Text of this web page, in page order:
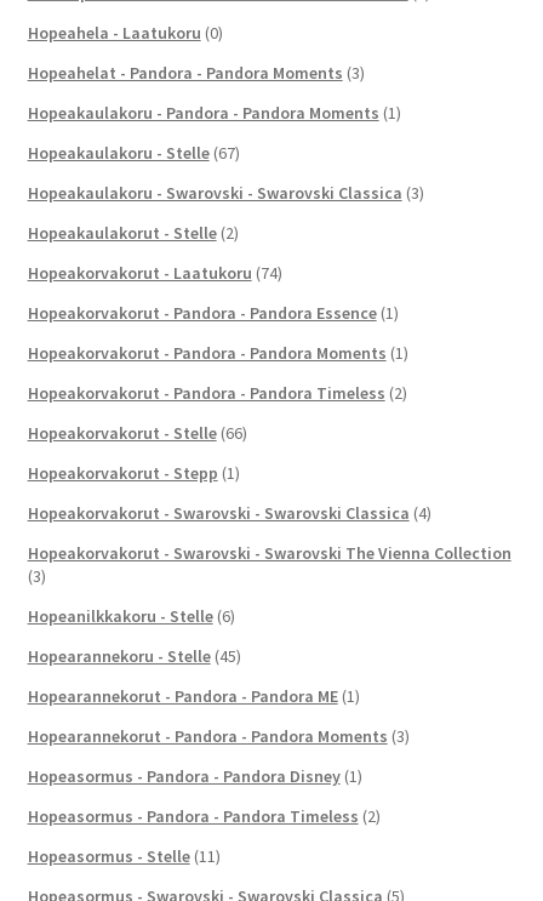
Hopeahela - Laatukoru (0)
Hopeahelat - Pandora - Pandora Moments (3)
Hopeakaulakoru - Pandora - Pandora Moments (1)
Hopeakaulakoru - Stelle (67)
Hopeakaulakoru - Swarovski - Swarovski Classica (3)
Hopeakaulakorut - Stelle (2)
Hopeakorvakorut - Laatukoru (74)
Hopeakorvakorut - Pandora - Pandora Essence (1)
Hopeakorvakorut - Pandora - Pandora Moments (1)
Hopeakorvakorut - Pandora - Pandora Timeless (2)
Hopeakorvakorut - Stelle (66)
Hopeakorvakorut - Stepp (1)
Hopeakorvakorut - Swarovski - Swarovski Classica (4)
Hopeakorvakorut - Swarovski - Swarovski The Vienna Collection
(3)
Hopeanilkkakoru - Stelle (6)
Hopearannekoru - Stelle (45)
Hopearannekorut - Pandora - Pandora ME (1)
Hopearannekorut - Pandora - Pandora Moments (3)
Hopeasormus - Pandora - Pandora Disney (1)
Hopeasormus - Pandora - Pandora Timeless (2)
Hopeasormus - Stelle (11)
Hopeasormus - Swarovski - Swarovski Classica (5)